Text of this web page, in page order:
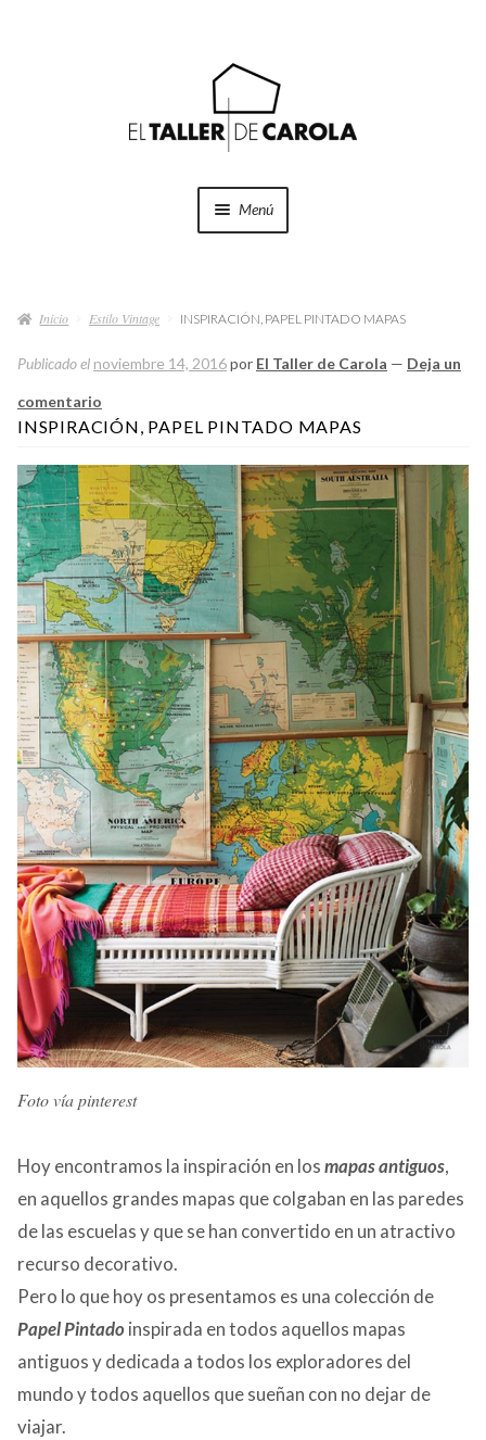
Menú
PROYECTOS
CONTACTO
Inicio Estilo Vintage INSPIRACIÓN, PAPEL PINTADO MAPAS
Publicado el noviembre 14, 2016por El Taller de Carola — Deja un
comentario
INSPIRACIÓN, PAPEL PINTADO MAPAS
Foto vía pinterest
Hoy encontramos la inspiración en losmapas antiguos,
en aquellos grandes mapas que colgaban en las paredes
de las escuelas y que se han convertido en un atractivo
recurso decorativo.
Pero lo que hoy os presentamos es una colección de
Papel Pintadoinspirada en todos aquellos mapas
antiguos y dedicada a todos los exploradores del
mundo y todos aquellos que sueñan con no dejar de
viajar.